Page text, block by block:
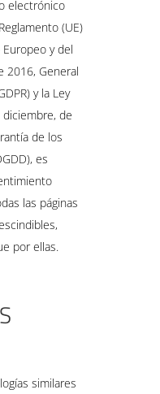
electrónico
(UE)
y del
2016, General
y la Ley
de
de los
es
las páginas
por ellas.
similares